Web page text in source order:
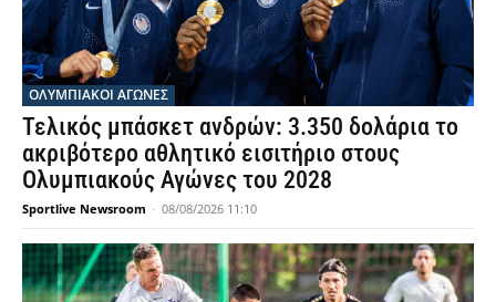
ΟΛΥΜΠΙΑΚΟΊ ΑΓΏΝΕΣ
Τελικός μπάσκετ ανδρών: 3.350 δολάρια το
ακριβότερο αθλητικό εισιτήριο στους
Ολυμπιακούς Αγώνες του 2028
Sportlive Newsroom - 08/08/2026 11:10